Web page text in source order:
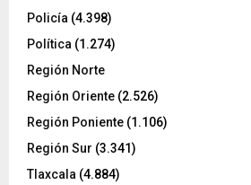
Policía (4.398)
Política (1.274)
Región Norte
Región Oriente (2.526)
Región Poniente (1.106)
Región Sur (3.341)
Tlaxcala (4.884)